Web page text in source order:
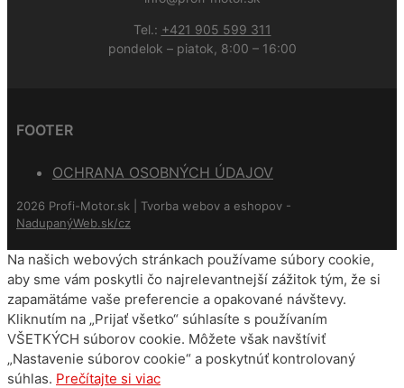
Tel.: +421 905 599 311
pondelok – piatok, 8:00 – 16:00
FOOTER
OCHRANA OSOBNÝCH ÚDAJOV
2026 Profi-Motor.sk | Tvorba webov a eshopov -
NadupanýWeb.sk/cz
Na našich webových stránkach používame súbory cookie,
aby sme vám poskytli čo najrelevantnejší zážitok tým, že si
zapamätáme vaše preferencie a opakované návštevy.
Kliknutím na „Prijať všetko“ súhlasíte s používaním
VŠETKÝCH súborov cookie. Môžete však navštíviť
„Nastavenie súborov cookie“ a poskytnúť kontrolovaný
súhlas. Prečítajte si viac